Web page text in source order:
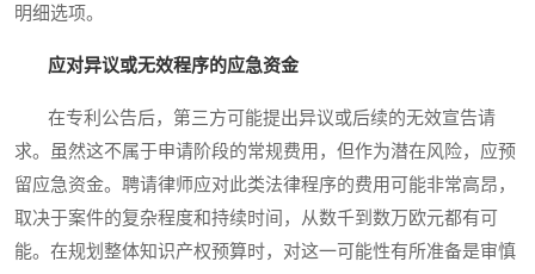
明细选项。
应对异议或无效程序的应急资金
在专利公告后，第三方可能提出异议或后续的无效宣告请
求。虽然这不属于申请阶段的常规费用，但作为潜在风险，应预
留应急资金。聘请律师应对此类法律程序的费用可能非常高昂，
取决于案件的复杂程度和持续时间，从数千到数万欧元都有可
能。在规划整体知识产权预算时，对这一可能性有所准备是审慎